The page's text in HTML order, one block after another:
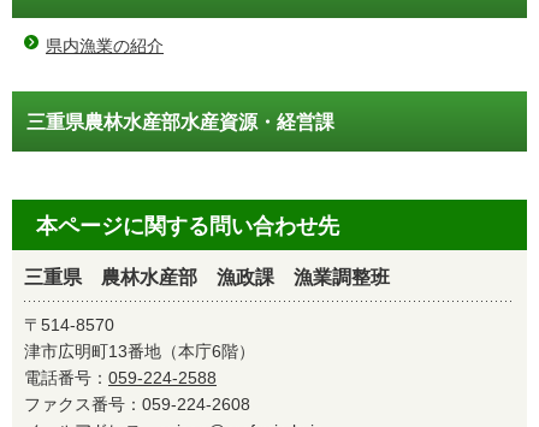
県内漁業の紹介
三重県農林水産部水産資源・経営課
本ページに関する問い合わせ先
三重県 農林水産部 漁政課 漁業調整班
〒514-8570
津市広明町13番地（本庁6階）
電話番号： 059-224-2588
ファクス番号：059-224-2608